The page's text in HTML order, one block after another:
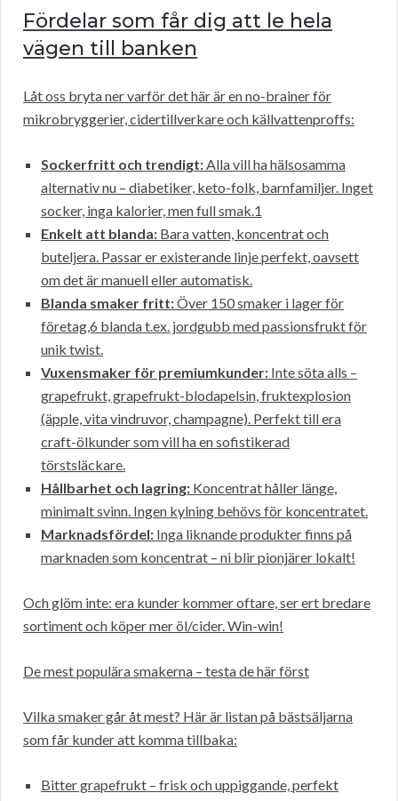
Fördelar som får dig att le hela
vägen till banken
Låt oss bryta ner varför det här är en no-brainer för
mikrobryggerier, cidertillverkare och källvattenproffs:
Sockerfritt och trendigt:Alla vill ha hälsosamma
alternativ nu – diabetiker, keto-folk, barnfamiljer. Inget
socker, inga kalorier, men full smak.1
Enkelt att blanda: Bara vatten, koncentrat och
buteljera. Passar er existerande linje perfekt, oavsett
om det är manuell eller automatisk.
Blanda smaker fritt:Över 150 smaker i lager för
företag,6 blanda t.ex. jordgubb med passionsfrukt för
unik twist.
Vuxensmaker för premiumkunder: Inte söta alls –
grapefrukt, grapefrukt-blodapelsin, fruktexplosion
(äpple, vita vindruvor, champagne). Perfekt till era
craft-ölkunder som vill ha en sofistikerad
törstsläckare.
Hållbarhet och lagring: Koncentrat håller länge,
minimalt svinn. Ingen kylning behövs för koncentratet.
Marknadsfördel: Inga liknande produkter finns på
marknaden som koncentrat – ni blir pionjärer lokalt!
Och glöm inte: era kunder kommer oftare, ser ert bredare
sortiment och köper mer öl/cider. Win-win!
De mest populära smakerna – testa de här först
Vilka smaker går åt mest? Här är listan på bästsäljarna
som får kunder att komma tillbaka:
Bitter grapefrukt – frisk och uppiggande, perfekt